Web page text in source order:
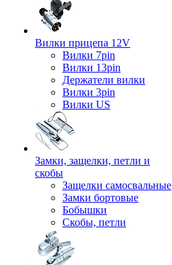
Вилки прицепа 12V
Вилки 7pin
Вилки 13pin
Держатели вилки
Вилки 3pin
Вилки US
Замки, защелки, петли и
скобы
Защелки самосвальные
Замки бортовые
Бобышки
Скобы, петли